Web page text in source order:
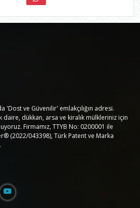
'Dost ve Güvenilir' emlakçılığın adresi.
daire, dükkan, arsa ve kiralık mülkleriniz için
Firmamız, TTYB No: 0200001 ile
(2022/043398), Türk Patent ve Marka